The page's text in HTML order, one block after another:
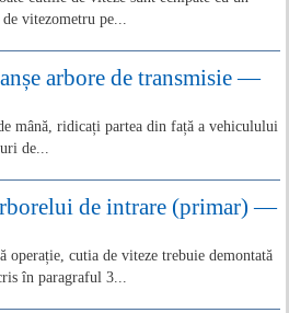
vitezometru pe...
arbore de transmisie —
mână, ridicați partea din față a vehiculului
de...
de intrare (primar) —
operație, cutia de viteze trebuie demontată
în paragraful 3...